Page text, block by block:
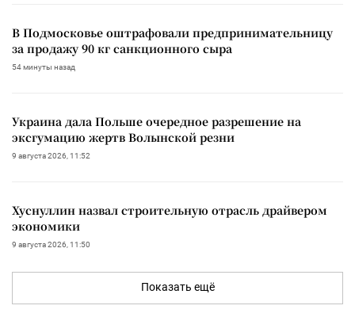
В Подмосковье оштрафовали предпринимательницу
за продажу 90 кг санкционного сыра
54 минуты назад
Украина дала Польше очередное разрешение на
эксгумацию жертв Волынской резни
9 августа 2026, 11:52
Хуснуллин назвал строительную отрасль драйвером
экономики
9 августа 2026, 11:50
Показать ещё